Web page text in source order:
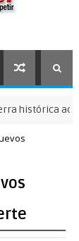
actuación